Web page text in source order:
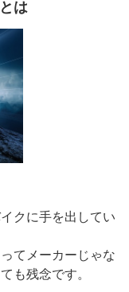
は
クに手を出してい
てメーカーじゃな
も残念です。